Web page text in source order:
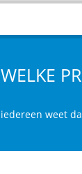
WELKE
iedereen weet